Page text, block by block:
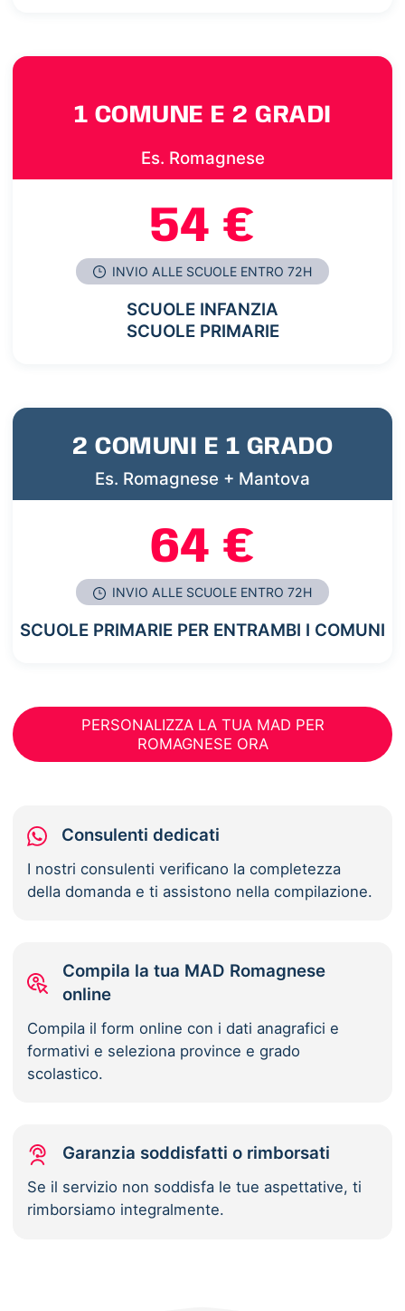
1 COMUNE E 2 GRADI
Es. Romagnese
54 €
INVIO ALLE SCUOLE ENTRO 72H
SCUOLE INFANZIA
SCUOLE PRIMARIE
2 COMUNI E 1 GRADO
Es. Romagnese + Mantova
64 €
INVIO ALLE SCUOLE ENTRO 72H
SCUOLE PRIMARIE PER ENTRAMBI I COMUNI
PERSONALIZZA LA TUA MAD PER
ROMAGNESE ORA
Consulenti dedicati
I nostri consulenti verificano la completezza
della domanda e ti assistono nella compilazione.
Compila la tua MAD Romagnese
online
Compila il form online con i dati anagrafici e
formativi e seleziona province e grado
scolastico.
Garanzia soddisfatti o rimborsati
Se il servizio non soddisfa le tue aspettative, ti
rimborsiamo integralmente.